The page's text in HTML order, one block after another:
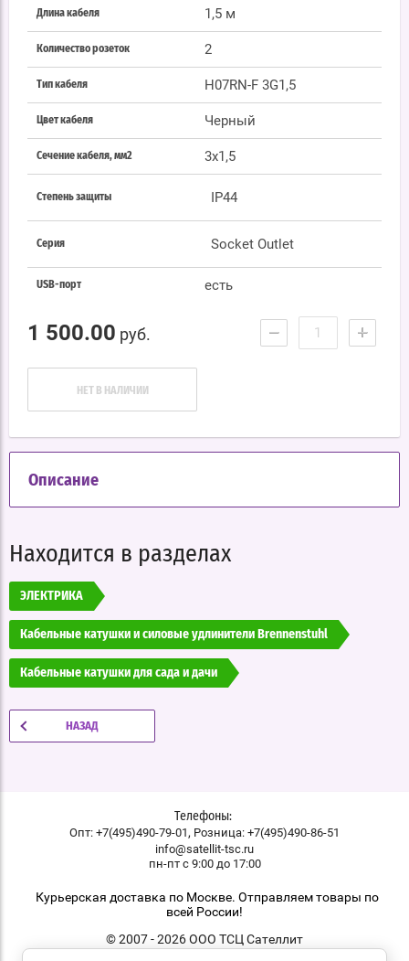
Длина кабеля 1,5 м
Количество розеток 2
Тип кабеля H07RN-F 3G1,5
Цвет кабеля Черный
Сечение кабеля, мм2 3х1,5
Степень защиты IP44
Серия Socket Outlet
USB-порт есть
1 500.00 руб. − +
НЕТ В НАЛИЧИИ
Описание
Находится в разделах
ЭЛЕКТРИКА
Кабельные катушки и силовые удлинители Brennenstuhl
Кабельные катушки для сада и дачи
НАЗАД
Телефоны:
Опт: +7(495)490-79-01, Розница: +7(495)490-86-51
info@satellit-tsc.ru
пн-пт с 9:00 до 17:00
Курьерская доставка по Москве. Отправляем товары по
всей России!
© 2007 - 2026 ООО ТСЦ Сателлит